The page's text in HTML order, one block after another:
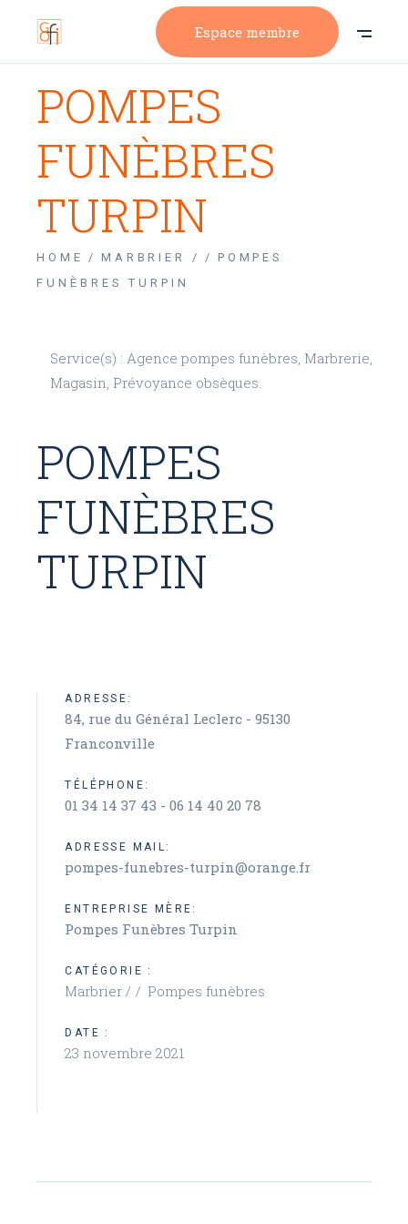
Espace membre
POMPES
FUNÈBRES
TURPIN
HOME MARBRIER /
POMPES
FUNÈBRES TURPIN
Service(s) : Agence pompes funèbres, Marbrerie,
Magasin, Prévoyance obsèques.
POMPES
FUNÈBRES
TURPIN
ADRESSE:
84, rue du Général Leclerc - 95130
Franconville
TÉLÉPHONE:
01 34 14 37 43 - 06 14 40 20 78
ADRESSE MAIL:
pompes-funebres-turpin@orange.fr
ENTREPRISE MÈRE:
Pompes Funèbres Turpin
CATÉGORIE :
Marbrier / Pompes funèbres
DATE :
23 novembre 2021